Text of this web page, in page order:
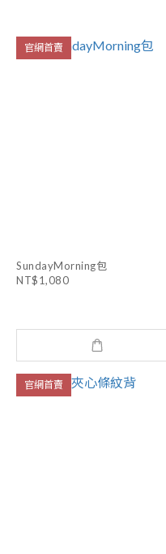
官網首賣
SundayMorning包
NT$1,080
官網首賣